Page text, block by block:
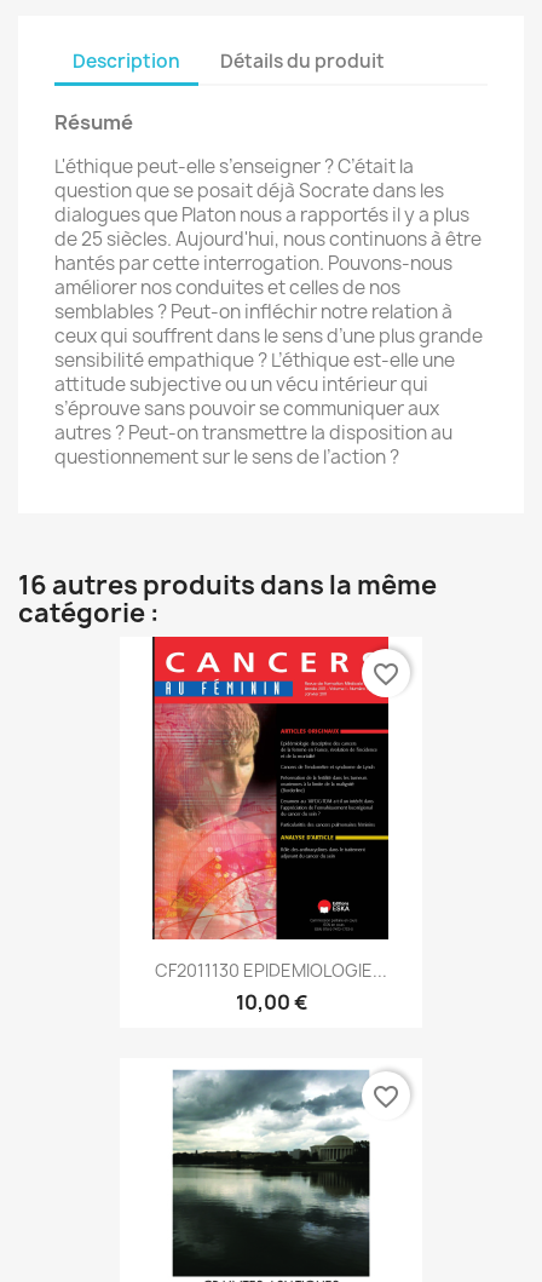
Description Détails du produit
Résumé
L'éthique peut-elle s’enseigner ? C’était la
question que se posait déjà Socrate dans les
dialogues que Platon nous a rapportés il y a plus
de 25 siècles. Aujourd'hui, nous continuons à être
hantés par cette interrogation. Pouvons-nous
améliorer nos conduites et celles de nos
semblables ? Peut-on infléchir notre relation à
ceux qui souffrent dans le sens d’une plus grande
sensibilité empathique ? L’éthique est-elle une
attitude subjective ou un vécu intérieur qui
s’éprouve sans pouvoir se communiquer aux
autres ? Peut-on transmettre la disposition au
questionnement sur le sens de l’action ?
16 autres produits dans la même
catégorie :
CF2011130 EPIDEMIOLOGIE...
10,00 €
favorite_border
favorite_border